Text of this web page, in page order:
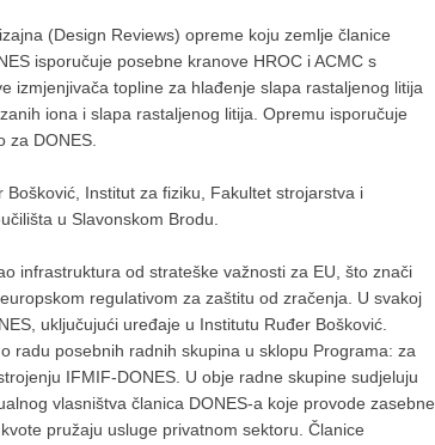
(Design Reviews) opreme koju zemlje članice
isporučuje posebne kranove HROC i ACMC s
izmjenjivača topline za hlađenje slapa rastaljenog litija
iona i slapa rastaljenog litija. Opremu isporučuje
za DONES.
Institut za fiziku, Fakultet strojarstva i
u Slavonskom Brodu.
infrastruktura od strateške važnosti za EU, što znači
regulativom za zaštitu od zračenja. U svakoj
uključujući uređaje u Institutu Ruđer Bošković.
radu posebnih radnih skupina u sklopu Programa: za
IFMIF-DONES. U obje radne skupine sudjeluju
vlasništva članica DONES-a koje provode zasebne
pružaju usluge privatnom sektoru. Članice